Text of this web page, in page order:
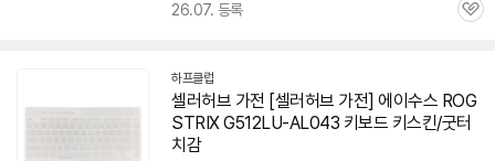
26.07. 등록
관
하프클럽
셀러허브 가전 [셀러허브 가전] 에이수스 ROG
STRIX G512LU-AL043 키보드 키스킨/굿터
치감